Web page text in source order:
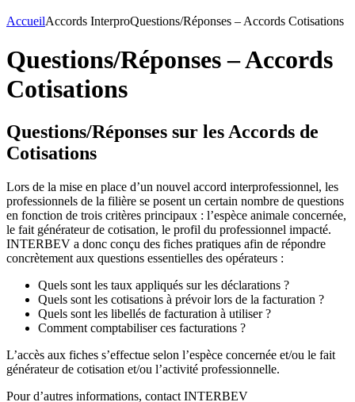
AccueilAccords InterproQuestions/Réponses – Accords Cotisations
Questions/Réponses – Accords
Cotisations
Questions/Réponses sur les Accords de
Cotisations
Lors de la mise en place d’un nouvel accord interprofessionnel, les
professionnels de la filière se posent un certain nombre de questions
en fonction de trois critères principaux : l’espèce animale concernée,
le fait générateur de cotisation, le profil du professionnel impacté.
INTERBEV a donc conçu des fiches pratiques afin de répondre
concrètement aux questions essentielles des opérateurs :
Quels sont les taux appliqués sur les déclarations ?
Quels sont les cotisations à prévoir lors de la facturation ?
Quels sont les libellés de facturation à utiliser ?
Comment comptabiliser ces facturations ?
L’accès aux fiches s’effectue selon l’espèce concernée et/ou le fait
générateur de cotisation et/ou l’activité professionnelle.
Pour d’autres informations, contact INTERBEV